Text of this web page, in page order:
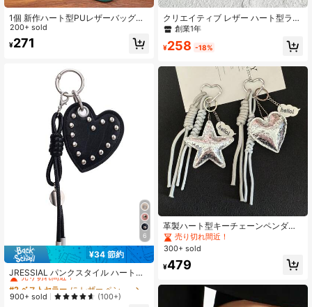
4.90 9.4K フォロワー
9.4K フォロワー
1個 新作ハート型PUレザーバッグチ
ャーム、マルチカラー展開、ミニマ
リストなファッション秋冬スタイ
ル、ショルダーバッグ、トートバッ
祭/結婚式のギフトに
200+ sold
¥271
6
¥34 節約
JRESSIAL パンクスタイル ハート型
バッグチャーム、カジュアルファッ
ションキーチェーンアクセサリー
#2 ベストセラー
に レザー ペンダント
売り切れ間近！
#2 ベストセラー
売り切れ間近！
#2 ベストセラー
売り切れ間近！
900+ sold (100+)
クリエイティブ レザー ハート型ラン
ヤードペンダント、繊細なPUハート
ションアクセサリー
創業1年
¥258 -18%
革製ハート型キーチェーンペンダン
ト 5角星バッグチャーム カーキーチ
ェーン クリエイティブ ハンドメイド
グ・車用アクセサリー
売り切れ間近！
300+ sold
¥479